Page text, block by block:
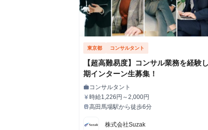
東京都 コンサルタント
【超高難易度】コンサル業務を経験
期インターン生募集！
職種
workコンサルタント
給与
currency_yen時給1,226円～2,000円
最寄駅
train高田馬場駅から徒歩6分
株式会社Suzak